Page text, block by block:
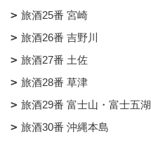
旅酒25番 宮崎
旅酒26番 吉野川
旅酒27番 土佐
旅酒28番 草津
旅酒29番 富士山・富士五湖
旅酒30番 沖縄本島